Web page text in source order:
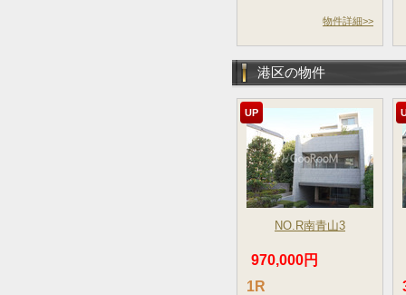
物件詳細>>
港区の物件
UP
NO.R南青山3
970,000円
1R